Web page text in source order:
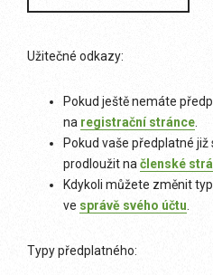
Užitečné odkazy:
Pokud ještě nemáte
na registrační stránce
Pokud vaše předplatné
prodloužit na členské
Kdykoli můžete změnit
ve správě svého účtu
Typy předplatného: